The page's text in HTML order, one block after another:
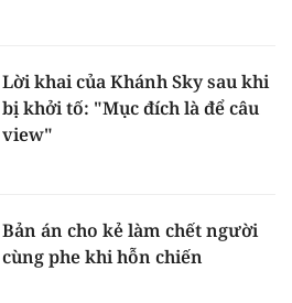
Lời khai của Khánh Sky sau khi
bị khởi tố: "Mục đích là để câu
view"
Bản án cho kẻ làm chết người
cùng phe khi hỗn chiến